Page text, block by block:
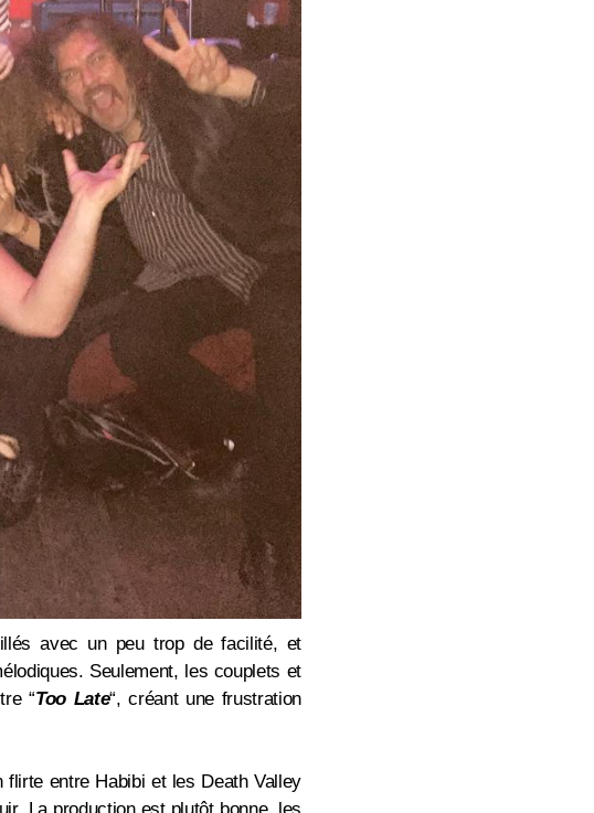
avec un peu trop de facilité, et
Seulement, les couplets et
“Too Late“, créant une frustration
flirte entre Habibi et les Death Valley